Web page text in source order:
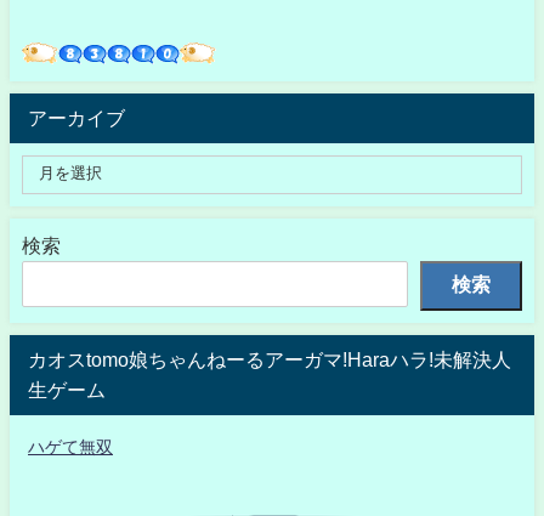
アーカイブ
検索
検索
カオスtomo娘ちゃんねーるアーガマ!Haraハラ!未解決人
生ゲーム
ハゲて無双